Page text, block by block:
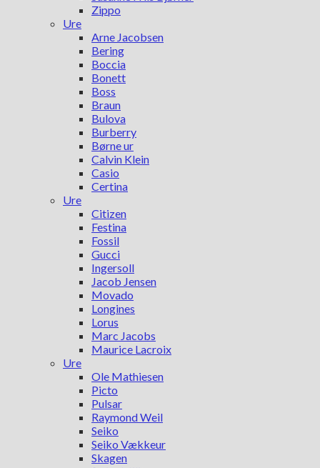
Zippo
Ure
Arne Jacobsen
Bering
Boccia
Bonett
Boss
Braun
Bulova
Burberry
Børne ur
Calvin Klein
Casio
Certina
Ure
Citizen
Festina
Fossil
Gucci
Ingersoll
Jacob Jensen
Movado
Longines
Lorus
Marc Jacobs
Maurice Lacroix
Ure
Ole Mathiesen
Picto
Pulsar
Raymond Weil
Seiko
Seiko Vækkeur
Skagen